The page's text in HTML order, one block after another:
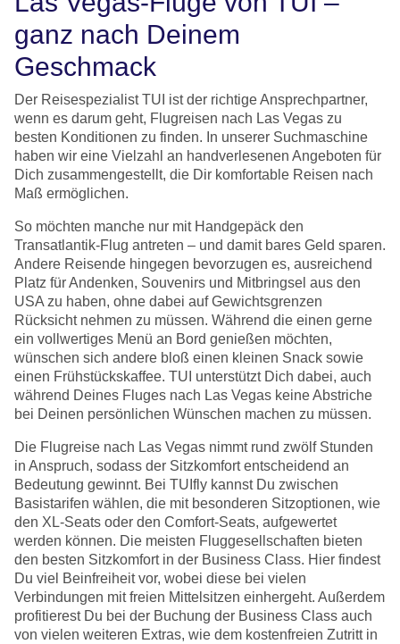
ganz nach Deinem
Geschmack
Der Reisespezialist TUI ist der richtige Ansprechpartner,
wenn es darum geht, Flugreisen nach Las Vegas zu
besten Konditionen zu finden. In unserer Suchmaschine
haben wir eine Vielzahl an handverlesenen Angeboten für
Dich zusammengestellt, die Dir komfortable Reisen nach
Maß ermöglichen.
So möchten manche nur mit Handgepäck den
Transatlantik-Flug antreten – und damit bares Geld sparen.
Andere Reisende hingegen bevorzugen es, ausreichend
Platz für Andenken, Souvenirs und Mitbringsel aus den
USA zu haben, ohne dabei auf Gewichtsgrenzen
Rücksicht nehmen zu müssen. Während die einen gerne
ein vollwertiges Menü an Bord genießen möchten,
wünschen sich andere bloß einen kleinen Snack sowie
einen Frühstückskaffee. TUI unterstützt Dich dabei, auch
während Deines Fluges nach Las Vegas keine Abstriche
bei Deinen persönlichen Wünschen machen zu müssen.
Die Flugreise nach Las Vegas nimmt rund zwölf Stunden
in Anspruch, sodass der Sitzkomfort entscheidend an
Bedeutung gewinnt. Bei TUIfly kannst Du zwischen
Basistarifen wählen, die mit besonderen Sitzoptionen, wie
den XL-Seats oder den Comfort-Seats, aufgewertet
werden können. Die meisten Fluggesellschaften bieten
den besten Sitzkomfort in der Business Class. Hier findest
Du viel Beinfreiheit vor, wobei diese bei vielen
Verbindungen mit freien Mittelsitzen einhergeht. Außerdem
profitierest Du bei der Buchung der Business Class auch
von vielen weiteren Extras, wie dem kostenfreien Zutritt in